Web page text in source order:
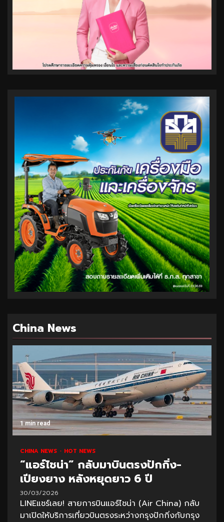
China News
1 min read
CHINA NEWS HOT NEWS
“แอร์ไชน่า” กลับมาบินตรงปักกิ่ง-
เปียงยาง หลังหยุดยาว 6 ปี
30/03/2026
LINEแชร์เลย! สายการบินแอร์ไชน่า (Air China) กลับ
มาเปิดให้บริการเที่ยวบินตรงระหว่างกรุงปักกิ่งกับกรุง